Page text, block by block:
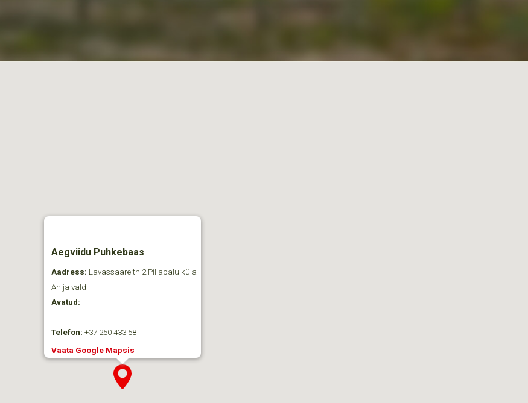
Aegviidu Puhkebaas
Aadress: Lavassaare tn 2 Pillapalu küla
Anija vald
Avatud:
—
Telefon: +37 250 433 58
Vaata Google Mapsis